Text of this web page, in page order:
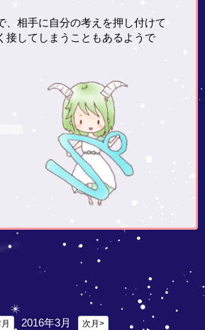
、相手に自分の考えを押し付けて
接してしまうこともあるようで
2016年3月 次月>